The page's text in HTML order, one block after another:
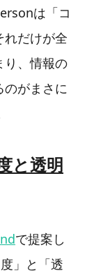
は「コ
れだけが全
り、情報の
のがまさに
と透明
で提案し
」と「透